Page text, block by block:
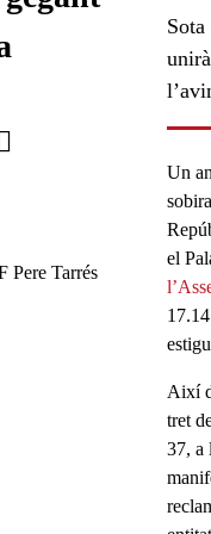
en altres xarxes
Pere Tarrés
Un
el
l’
Així
tret
37, a